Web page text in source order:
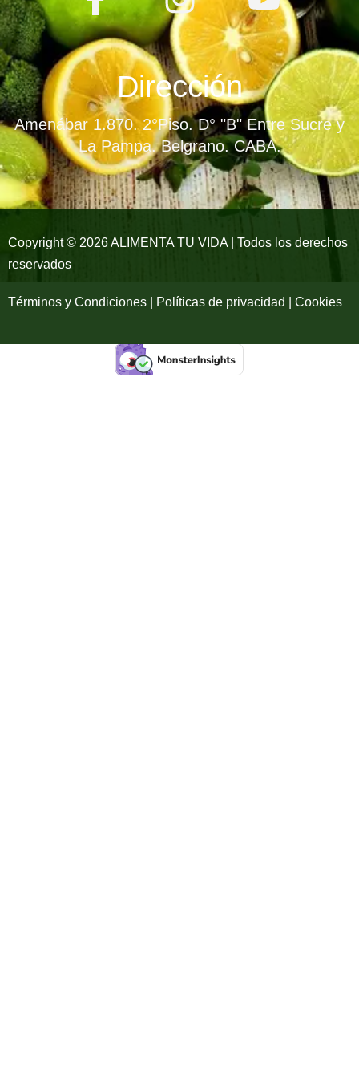
a
c
e
b
o
o
k
-
n
s
t
a
g
r
a
m
o
u
t
u
b
e
Dirección
Amenábar 1.870. 2°Piso. D° "B" Entre Sucre y
La Pampa. Belgrano. CABA.
Copyright © 2026 ALIMENTA TU VIDA | Todos los derechos
reservados
Términos y Condiciones | Políticas de privacidad | Cookies